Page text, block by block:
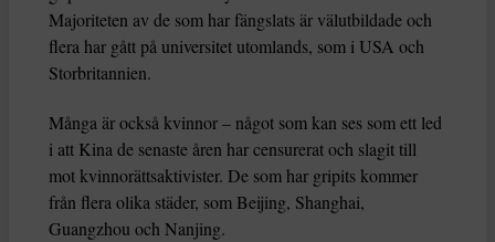
Majoriteten av de som har fängslats är välutbildade och
flera har gått på universitet utomlands, som i USA och
Storbritannien.
Många är också kvinnor – något som kan ses som ett led
i att Kina de senaste åren har censurerat och slagit till
mot kvinnorättsaktivister. De som har gripits kommer
från flera olika städer, som Beijing, Shanghai,
Guangzhou och Nanjing.